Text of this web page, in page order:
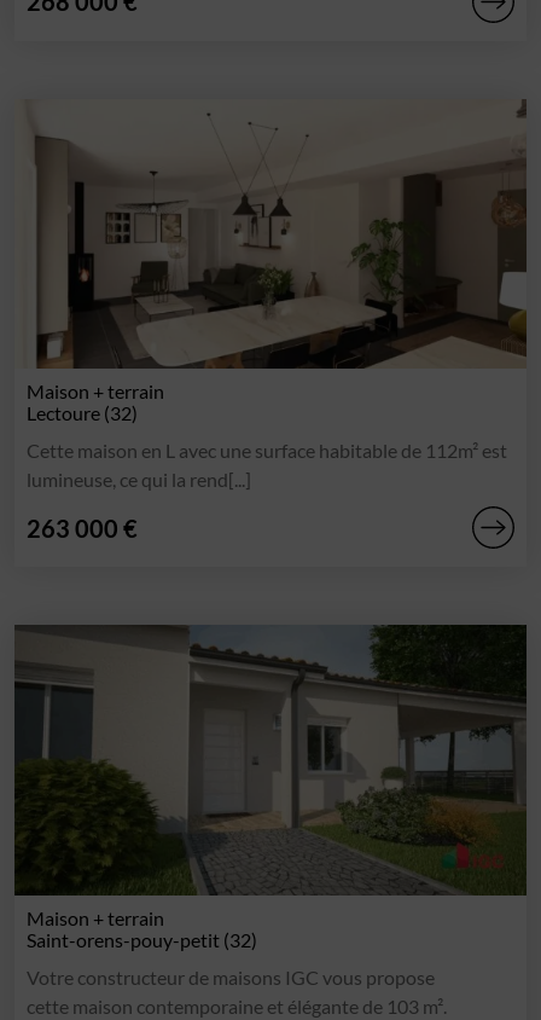
Maison + terrain
Lectoure (32)
Cette maison en L avec une surface habitable de 112m² est
lumineuse, ce qui la rend[...]
263 000 €
Maison + terrain
Saint-orens-pouy-petit (32)
Votre constructeur de maisons IGC vous propose
cette maison contemporaine et élégante de 103 m².